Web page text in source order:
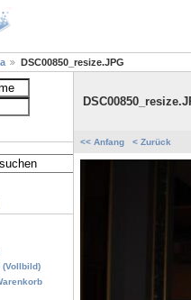
DSC00850_resize.JPG
(Vollbild)
<< Anfang < Zurück